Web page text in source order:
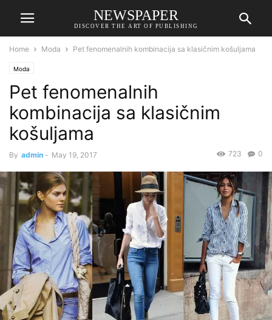
NEWSPAPER
DISCOVER THE ART OF PUBLISHING
Home Moda Pet fenomenalnih kombinacija sa klasičnim košuljama
Moda
Pet fenomenalnih
kombinacija sa klasičnim
košuljama
By admin - May 19, 2017 0
723